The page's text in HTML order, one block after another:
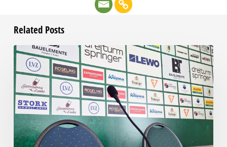
Related Posts
Pressegespräch
RSV
Eintracht
1949
–
Chemie